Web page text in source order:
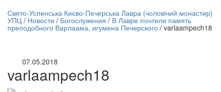
трансляция | 12 сентября
трансляции
Свято-Успенська Києво-Печерська Лавра (чоловічий монастир)
УПЦ / Новости / Богослужения / В Лавре почтили память
преподобного Варлаама, игумена Печерского / varlaampech18
07.05.2018
varlaampech18